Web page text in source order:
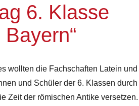
6. Klasse
wollten die Fachschaften Latein und
und Schüler der 6. Klassen durch
Zeit der römischen Antike versetzen.